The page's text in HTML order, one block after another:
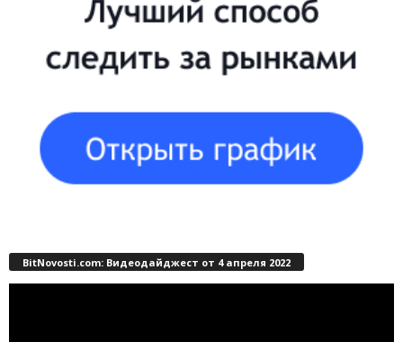
BitNovosti.com: Видеодайджест от 4 апреля 2022